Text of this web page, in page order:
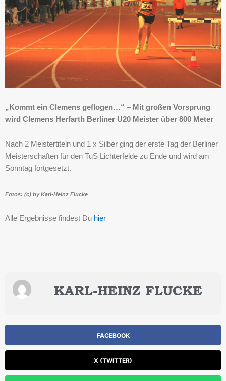
„Kommt ein Clemens geflogen…“ – Mit großen Vorsprung
wird Clemens Herfarth Berliner U20 Meister über 800 Meter
Nach 2 Meistertiteln und 1 x Silber ging der erste Tag der Berliner
Meisterschaften für den TuS Lichterfelde zu Ende und wird am
Sonntag fortgesetzt.
Fotos: (c) by Karl-Heinz Flucke
Alle Ergebnisse findest Du hier
KARL-HEINZ FLUCKE
FACEBOOK
X (TWITTER)